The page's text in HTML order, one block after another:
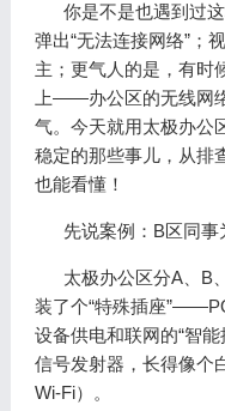
你是不是也遇到过
弹出“无法连接网络”；
主；更气人的是，有时
上——办公区的无线网
气。今天就用太极办公
稳定的那些事儿，从排
也能看懂！
先说案例：B区同事
太极办公区分A、B
装了个“特殊插座
设备供电和联网的“智
信号发射器，长得像个
Wi-Fi）。